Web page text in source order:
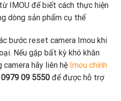
IMOU để biết cách thực hiện
dòng sản phẩm cụ thể
bước reset camera Imou khi
Nếu gặp bất kỳ khó khăn
hãy liên hệ Imou chính
0979 09 5550 để được hỗ trợ